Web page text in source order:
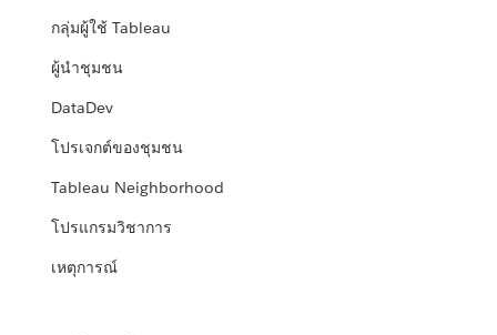
กลุ่มผู้ใช้ Tableau
ผู้นำชุมชน
DataDev
โปรเจกต์ของชุมชน
Tableau Neighborhood
โปรแกรมวิชาการ
เหตุการณ์